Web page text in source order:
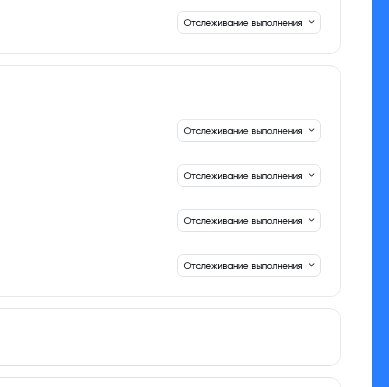
Отслеживание выполнения
Отслеживание выполнения
Отслеживание выполнения
Отслеживание выполнения
Отслеживание выполнения